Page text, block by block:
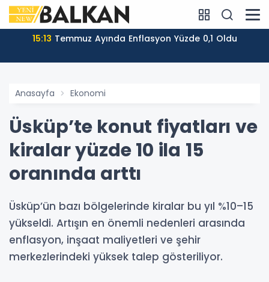
15:13 Temmuz Ayında Enflasyon Yüzde 0,1 Oldu
Anasayfa Ekonomi
Üsküp’te konut fiyatları ve
kiralar yüzde 10 ila 15
oranında arttı
Üsküp’ün bazı bölgelerinde kiralar bu yıl %10–15
yükseldi. Artışın en önemli nedenleri arasında
enflasyon, inşaat maliyetleri ve şehir
merkezlerindeki yüksek talep gösteriliyor.